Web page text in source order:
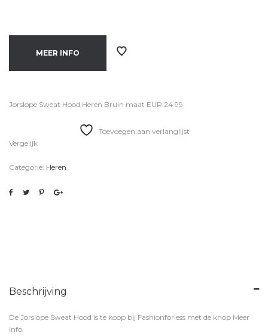
MEER INFO
Jorslope Sweat Hood Heren Bruin maat EUR 24.99
Toevoegen aan verlanglijst
Vergelijk
Categorie: Heren
Beschrijving
De Jorslope Sweat Hood is te koop bij Fashionforless met de knop Meer
Info.